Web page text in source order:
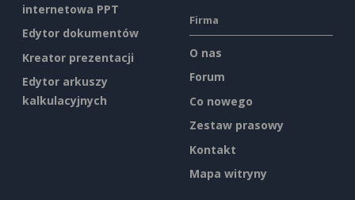
internetowa PPT
Edytor dokumentów
Kreator prezentacji
Edytor arkuszy
kalkulacyjnych
Firma
O nas
Forum
Co nowego
Zestaw prasowy
Kontakt
Mapa witryny